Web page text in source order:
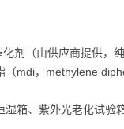
剂（由供应商提供，纯
（mdi，methylene
湿箱、紫外光老化试验